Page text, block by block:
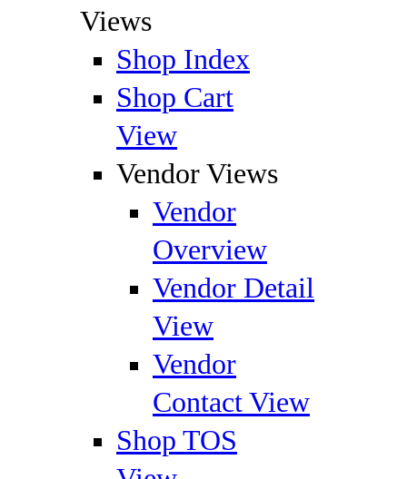
Views
Shop Index
Shop Cart
View
Vendor Views
Vendor
Overview
Vendor Detail
View
Vendor
Contact View
Shop TOS